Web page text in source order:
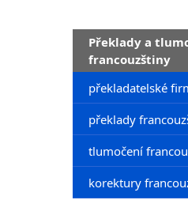
Překlady a
francouzštiny
překladatelské
překlady
tlumočení
korektury